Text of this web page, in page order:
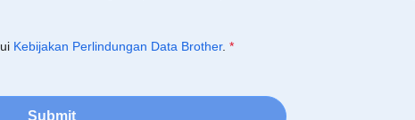
Kebijakan Perlindungan Data Brother. *
Submit